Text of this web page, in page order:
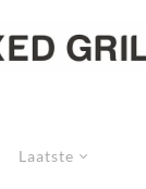
Laatste